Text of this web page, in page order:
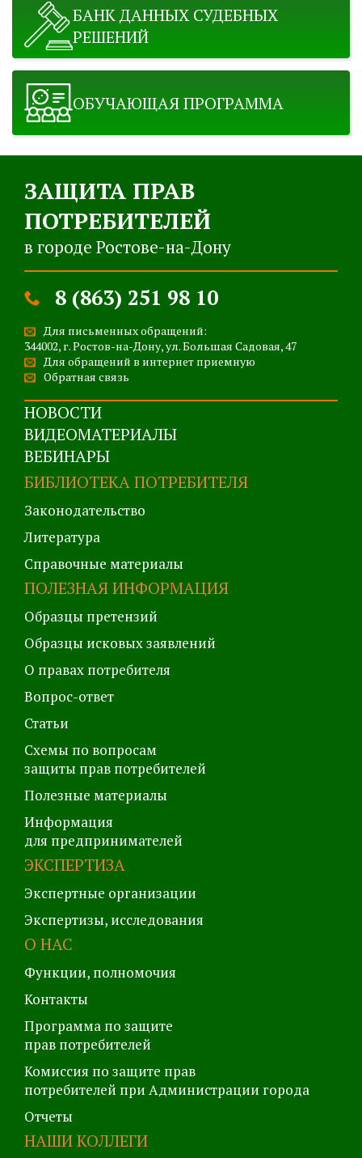
БАНК ДАННЫХ СУДЕБНЫХ
РЕШЕНИЙ
ОБУЧАЮЩАЯ ПРОГРАММА
ЗАЩИТА ПРАВ
ПОТРЕБИТЕЛЕЙ
в городе Ростове-на-Дону
8 (863) 251 98 10
Для письменных обращений:
344002, г. Ростов-на-Дону, ул. Большая Садовая, 47
Для обращений в интернет приемную
Обратная связь
НОВОСТИ
ВИДЕОМАТЕРИАЛЫ
ВЕБИНАРЫ
БИБЛИОТЕКА ПОТРЕБИТЕЛЯ
Законодательство
Литература
Справочные материалы
ПОЛЕЗНАЯ ИНФОРМАЦИЯ
Образцы претензий
Образцы исковых заявлений
О правах потребителя
Вопрос-ответ
Статьи
Схемы по вопросам
защиты прав потребителей
Полезные материалы
Информация
для предпринимателей
ЭКСПЕРТИЗА
Экспертные организации
Экспертизы, исследования
О НАС
Функции, полномочия
Контакты
Программа по защите
прав потребителей
Комиссия по защите прав
потребителей при Администрации города
Отчеты
НАШИ КОЛЛЕГИ